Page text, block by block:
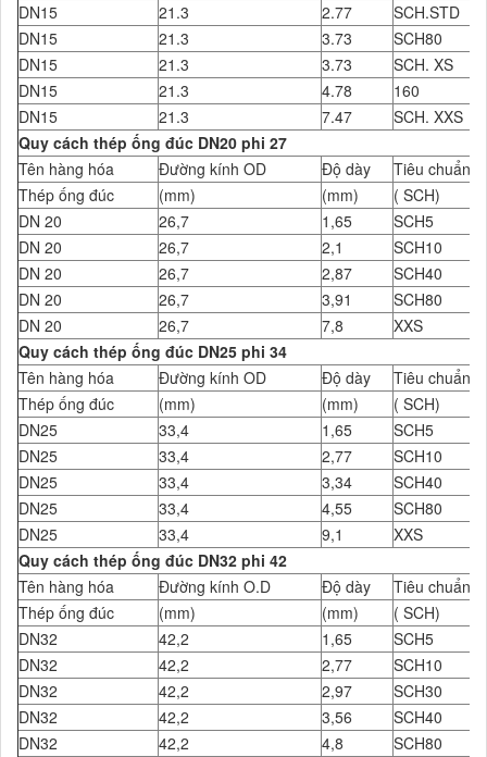
DN15
21.3 2.77
SCH.STD
DN15
21.3 3.73
SCH80
DN15
21.3 3.73
SCH. XS
DN15
21.3 4.78
160
DN15
21.3 7.47
SCH. XXS
Quy cách thép ống đúc DN20 phi 27
Tên hàng hóa
Đường kính OD Độ dày
Tiêu chuẩn
Thép ống đúc
(mm) (mm)
( SCH)
DN 20
26,7 1,65
SCH5
DN 20
26,7 2,1
SCH10
DN 20
26,7 2,87
SCH40
DN 20
26,7 3,91
SCH80
DN 20
26,7 7,8
XXS
Quy cách thép ống đúc DN25 phi 34
Tên hàng hóa
Đường kính OD Độ dày
Tiêu chuẩn
Thép ống đúc
(mm) (mm)
( SCH)
DN25
33,4 1,65
SCH5
DN25
33,4 2,77
SCH10
DN25
33,4 3,34
SCH40
DN25
33,4 4,55
SCH80
DN25
33,4 9,1
XXS
Quy cách thép ống đúc DN32 phi 42
Tên hàng hóa
Đường kính O.D Độ dày
Tiêu chuẩn
Thép ống đúc
(mm) (mm)
( SCH)
DN32
42,2 1,65
SCH5
DN32
42,2 2,77
SCH10
DN32
42,2 2,97
SCH30
DN32
42,2 3,56
SCH40
DN32
42,2 4,8
SCH80